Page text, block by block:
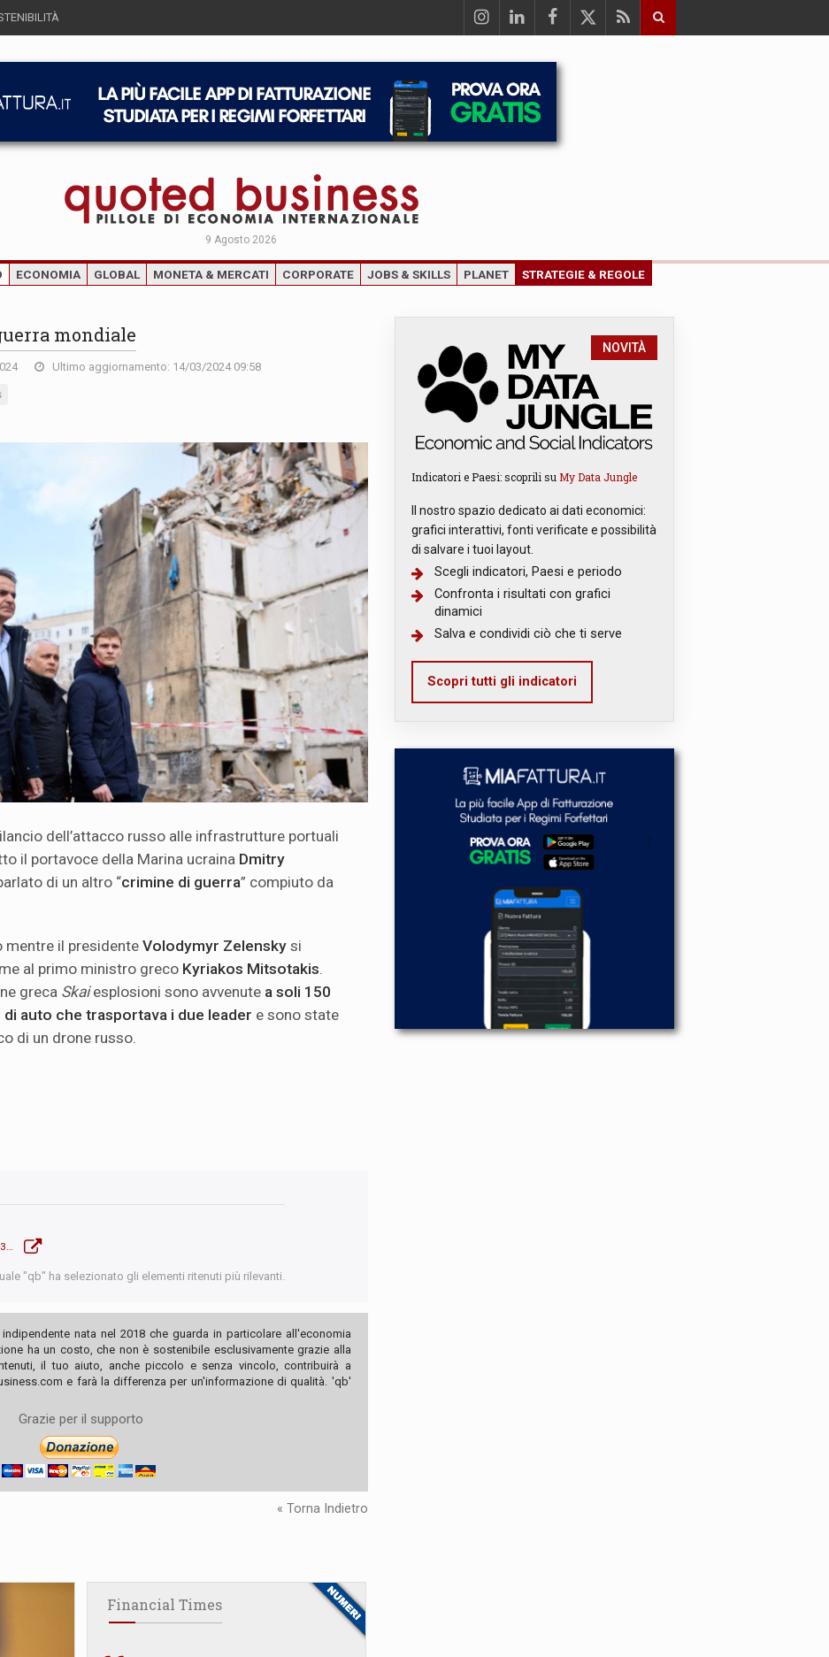
9 Agosto 2026
ECONOMIA GLOBAL MONETA & MERCATI CORPORATE JOBS & SKILLS PLANET STRATEGIE & REGOLE
mondiale
Ultimo aggiornamento: 14/03/2024 09:58
dell’attacco russo alle infrastrutture portuali
il portavoce della Marina ucraina Dmitry
di un altro “crimine di guerra” compiuto da
mentre il presidente Volodymyr Zelensky si
al primo ministro greco Kyriakos Mitsotakis
greca Skaiesplosioni sono avvenute a soli 150
di auto che trasportava i due leader e sono state
di un drone russo.
"qb" ha selezionato gli elementi ritenuti più rilevanti.
nata nel 2018 che guarda in particolare all'economia
ha un costo, che non è sostenibile esclusivamente grazie alla
il tuo aiuto, anche piccolo e senza vincolo, contribuirà a
e farà la differenza per un'informazione di qualità. 'qb'
Grazie per il supporto
« Torna Indietro
Financial Times
NOVITÀ
Indicatori e Paesi: scoprili su My Data Jungle
Il nostro spazio dedicato ai dati economici:
grafici interattivi, fonti verificate e possibilità
di salvare i tuoi layout.
Scegli indicatori, Paesi e periodo
Confronta i risultati con grafici
dinamici
Salva e condividi ciò che ti serve
Scopri tutti gli indicatori